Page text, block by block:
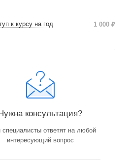
к курсу на год 1 000 ₽
консультация?
ответят на любой
интересующий вопрос